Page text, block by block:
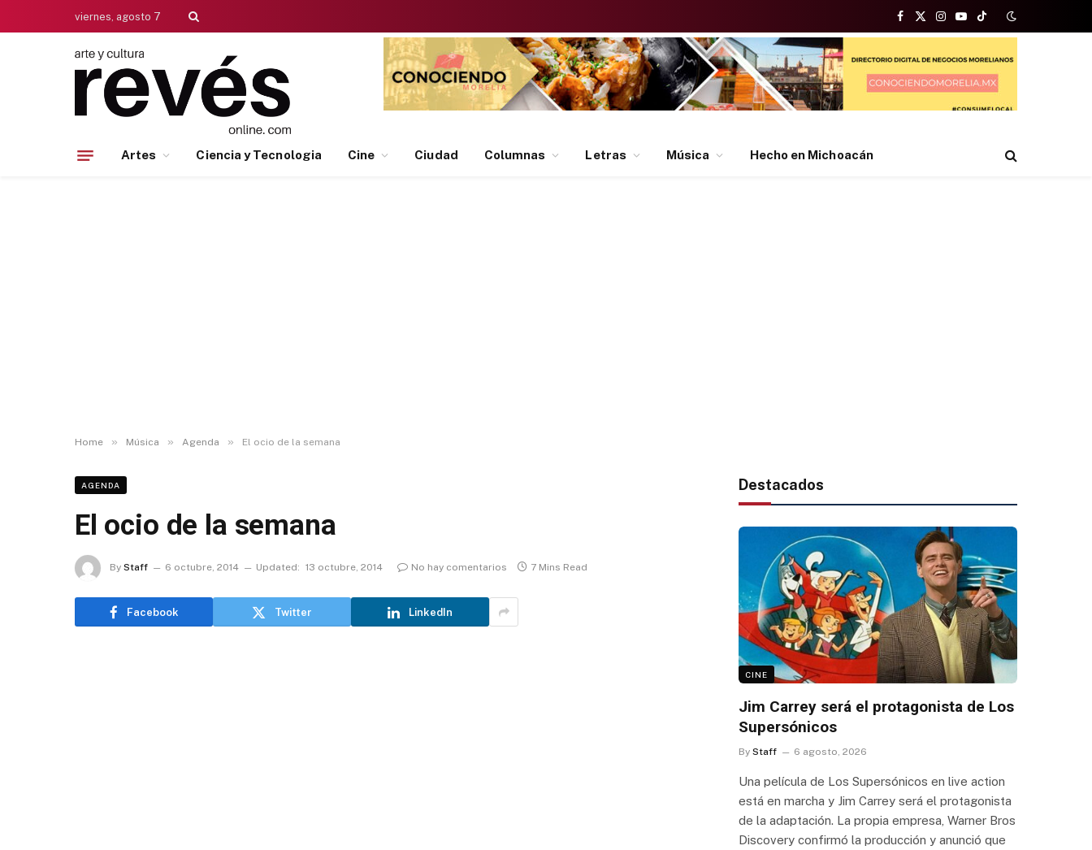
viernes, agosto 7
Facebook
X
(Twitter)
Instagram
YouTubeTikTok
Artes Ciencia y Tecnologia Cine Ciudad Columnas Letras Música Hecho en Michoacán
Home » Música » Agenda » El ocio de la semana
AGENDA
El ocio de la semana
By Staff 6 octubre, 2014 Updated: 13 octubre, 2014 No hay comentarios 7 Mins Read
Facebook Twitter LinkedIn
Destacados
CINE
Jim Carrey será el protagonista de Los
Supersónicos
By Staff 6 agosto, 2026
Una película de Los Supersónicos en live action
está en marcha y Jim Carrey será el protagonista
de la adaptación. La propia empresa, Warner Bros
Discovery confirmó la producción y anunció que